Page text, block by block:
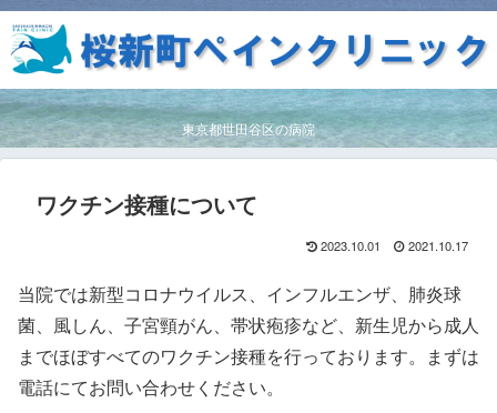
東京都世田谷区の病院
ワクチン接種について
2023.10.01 2021.10.17
当院では新型コロナウイルス、インフルエンザ、肺炎球
菌、風しん、子宮頸がん、帯状疱疹など、新生児から成人
までほぼすべてのワクチン接種を行っております。まずは
電話にてお問い合わせください。